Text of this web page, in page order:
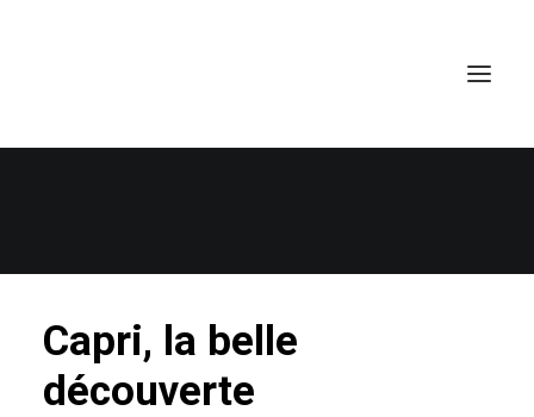
Capri, la belle
découverte